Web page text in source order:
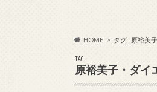
HOME タグ : 原裕美
TAG
原裕美子・ダイ